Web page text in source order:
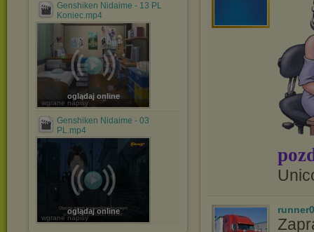
Genshiken Nidaime - 13 PL
Koniec.mp4
oglądaj online
wgrane napisy
Genshiken Nidaime - 03
PL.mp4
oglądaj online
wgrane napisy